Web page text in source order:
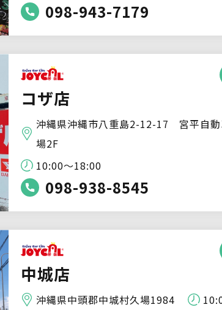
098-943-7179
コザ店
沖縄県沖縄市八重島2-12-17 宮平自動
場2F
10:00～18:00
098-938-8545
中城店
沖縄県中頭郡中城村久場1984